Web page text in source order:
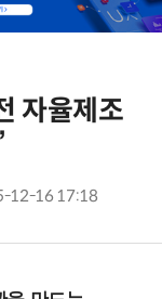
자율제조
12-16 17:18